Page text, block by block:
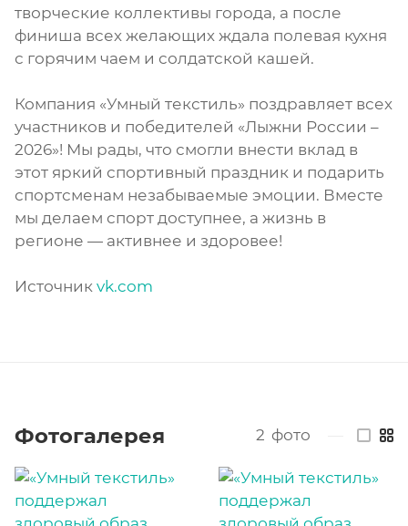
творческие коллективы города, а после
финиша всех желающих ждала полевая кухня
с горячим чаем и солдатской кашей.
Компания «Умный текстиль» поздравляет всех
участников и победителей «Лыжни России –
2026»! Мы рады, что смогли внести вклад в
этот яркий спортивный праздник и подарить
спортсменам незабываемые эмоции. Вместе
мы делаем спорт доступнее, а жизнь в
регионе — активнее и здоровее!
Источник vk.com
Фотогалерея 2 фото